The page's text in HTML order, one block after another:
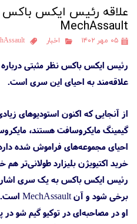
علاقه رئیس ایکس باکس
MechAssault
۰۵ مهر ۱۴۰۲ اخبار
علاقه‌مند به احیای این سری است.
از آنجایی که اکنون استودیوهای
گیمینگ مایکروسافت هستند،
احیای مجموعه‌های فراموش شده
خرید اکتیویژن بلیزارد طولانی‌تر
رئیس ایکس باکس به یک سری
برخی شود و آن MechAssault است.
او در مصاحبه‌ای در توکیو گیم شو در